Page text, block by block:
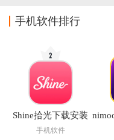
手机软件排行
Shine拾光下载安装
手机软件